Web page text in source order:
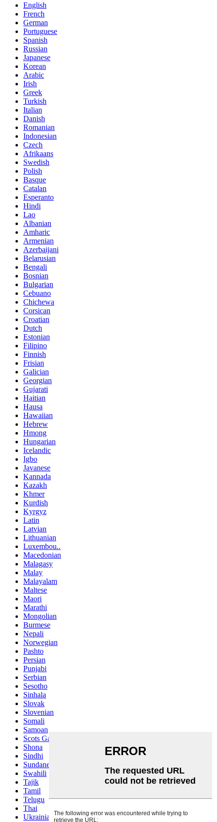
English
French
German
Portuguese
Spanish
Russian
Japanese
Korean
Arabic
Irish
Greek
Turkish
Italian
Danish
Romanian
Indonesian
Czech
Afrikaans
Swedish
Polish
Basque
Catalan
Esperanto
Hindi
Lao
Albanian
Amharic
Armenian
Azerbaijani
Belarusian
Bengali
Bosnian
Bulgarian
Cebuano
Chichewa
Corsican
Croatian
Dutch
Estonian
Filipino
Finnish
Frisian
Galician
Georgian
Gujarati
Haitian
Hausa
Hawaiian
Hebrew
Hmong
Hungarian
Icelandic
Igbo
Javanese
Kannada
Kazakh
Khmer
Kurdish
Kyrgyz
Latin
Latvian
Lithuanian
Luxembou..
Macedonian
Malagasy
Malay
Malayalam
Maltese
Maori
Marathi
Mongolian
Burmese
Nepali
Norwegian
Pashto
Persian
Punjabi
Serbian
Sesotho
Sinhala
Slovak
Slovenian
Somali
Samoan
Scots Gaelic
Shona
Sindhi
Sundanese
Swahili
Tajik
Tamil
Telugu
Thai
Ukrainian